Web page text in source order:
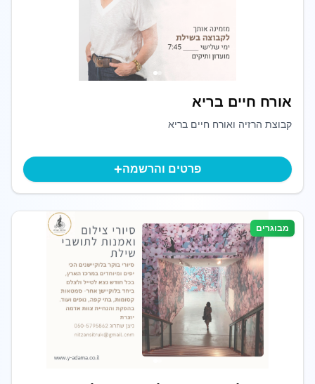
אורח חיים בריא
קבוצת הרזיה ואורח חיים בריא
פרטים והרשמה+
מבוגרים